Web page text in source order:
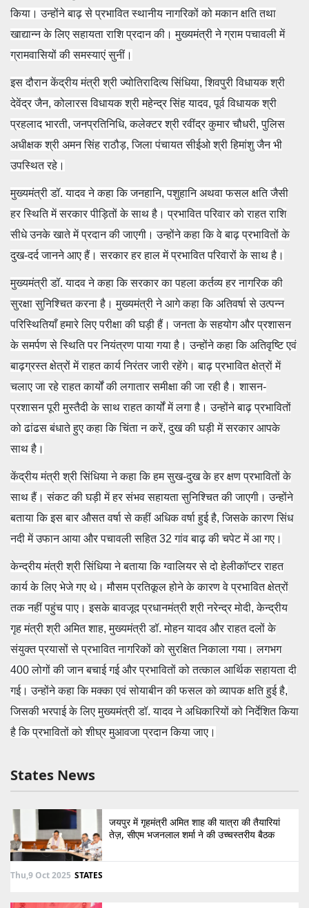
किया। उन्होंने बाढ़ से प्रभावित स्‍थानीय नागरिकों को मकान क्षति तथा
खाद्यान्न के लिए सहायता राशि प्रदान की। मुख्यमंत्री ने ग्राम पचावली में
ग्रामवासियों की समस्याएं सुनीं।
इस दौरान केंद्रीय मंत्री श्री ज्योतिरादित्य सिंधिया, शिवपुरी विधायक श्री
देवेंद्र जैन, कोलारस विधायक श्री महेन्द्र सिंह यादव, पूर्व विधायक श्री
प्रहलाद भारती, जनप्रतिनिधि, कलेक्टर श्री रवींद्र कुमार चौधरी, पुलिस
अधीक्षक श्री अमन सिंह राठौड़, जिला पंचायत सीईओ श्री हिमांशु जैन भी
उपस्थित रहे।
मुख्यमंत्री डॉ. यादव ने कहा कि जनहानि, पशुहानि अथवा फसल क्षति जैसी
हर स्थिति में सरकार पीड़ितों के साथ है। प्रभावित परिवार को राहत राशि
सीधे उनके खाते में प्रदान की जाएगी। उन्होंने कहा कि वे बाढ़ प्रभावितों के
दुख-दर्द जानने आए हैं। सरकार हर हाल में प्रभावित परिवारों के साथ है।
मुख्यमंत्री डॉ. यादव ने कहा कि सरकार का पहला कर्तव्य हर नागरिक की
सुरक्षा सुनिश्चित करना है। मुख्यमंत्री ने आगे कहा कि अतिवर्षा से उत्पन्न
परिस्थितियाँ हमारे लिए परीक्षा की घड़ी हैं। जनता के सहयोग और प्रशासन
के समर्पण से स्थिति पर नियंत्रण पाया गया है। उन्‍होंने कहा कि अतिवृष्टि एवं
बाढ़ग्रस्‍त क्षेत्रों में राहत कार्य निरंतर जारी रहेंगे। बाढ़ प्रभावित क्षेत्रों में
चलाए जा रहे राहत कार्यों की लगातार समीक्षा की जा रही है। शासन-
प्रशासन पूरी मुस्‍तैदी के साथ राहत कार्यों में लगा है। उन्‍होंने बाढ़ प्रभावितों
को ढांढस बंधाते हुए कहा कि चिंता न करें, दुख की घड़ी में सरकार आपके
साथ है।
केंद्रीय मंत्री श्री सिंधिया ने कहा कि हम सुख-दुख के हर क्षण प्रभावितों के
साथ हैं। संकट की घड़ी में हर संभव सहायता सुनिश्चित की जाएगी। उन्होंने
बताया कि इस बार औसत वर्षा से कहीं अधिक वर्षा हुई है, जिसके कारण सिंध
नदी में उफान आया और पचावली सहित 32 गांव बाढ़ की चपेट में आ गए।
केन्द्रीय मंत्री श्री सिंधिया ने बताया कि ग्वालियर से दो हेलीकॉप्टर राहत
कार्य के लिए भेजे गए थे। मौसम प्रतिकूल होने के कारण वे प्रभावित क्षेत्रों
तक नहीं पहुंच पाए। इसके बावजूद प्रधानमंत्री श्री नरेन्‍द्र मोदी, केन्द्रीय
गृह मंत्री श्री अमित शाह, मुख्यमंत्री डॉ. मोहन यादव और राहत दलों के
संयुक्त प्रयासों से प्रभावित नागरिकों को सुरक्षित निकाला गया। लगभग
400 लोगों की जान बचाई गई और प्रभावितों को तत्काल आर्थिक सहायता दी
गई। उन्होंने कहा कि मक्का एवं सोयाबीन की फसल को व्यापक क्षति हुई है,
जिसकी भरपाई के लिए मुख्यमंत्री डॉ. यादव ने अधिकारियों को निर्देशित किया
है कि प्रभावितों को शीघ्र मुआवजा प्रदान किया जाए।
States News
जयपुर में गृहमंत्री अमित शाह की यात्रा की तैयारियां
तेज़, सीएम भजनलाल शर्मा ने की उच्चस्तरीय बैठक
Thu,9 Oct 2025 STATES